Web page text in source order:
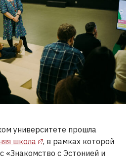
университете прошла
школа
, в рамках которой
«Знакомство с Эстонией и